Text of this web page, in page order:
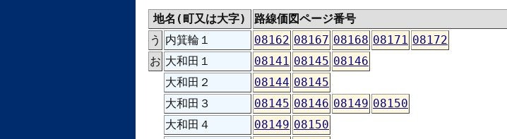
地名(町又は大字)
路線価図ページ番号
う 内箕輪１ 08162 08167 08168 08171 08172
お 大和田１ 08141 08145 08146
大和田２
08144 08145
大和田３
08145 08146 08149 08150
大和田４
08149 08150